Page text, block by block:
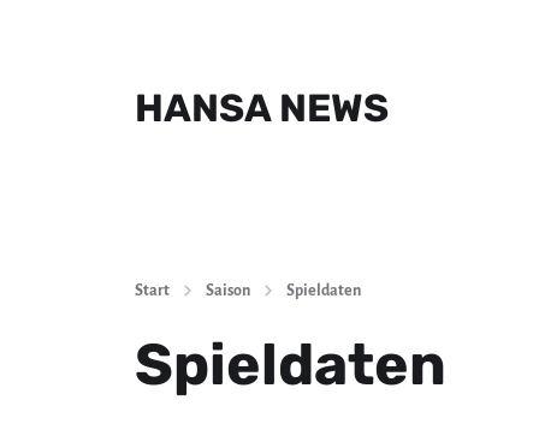
HANSA NEWS
Start Saison Spieldaten
Spieldaten